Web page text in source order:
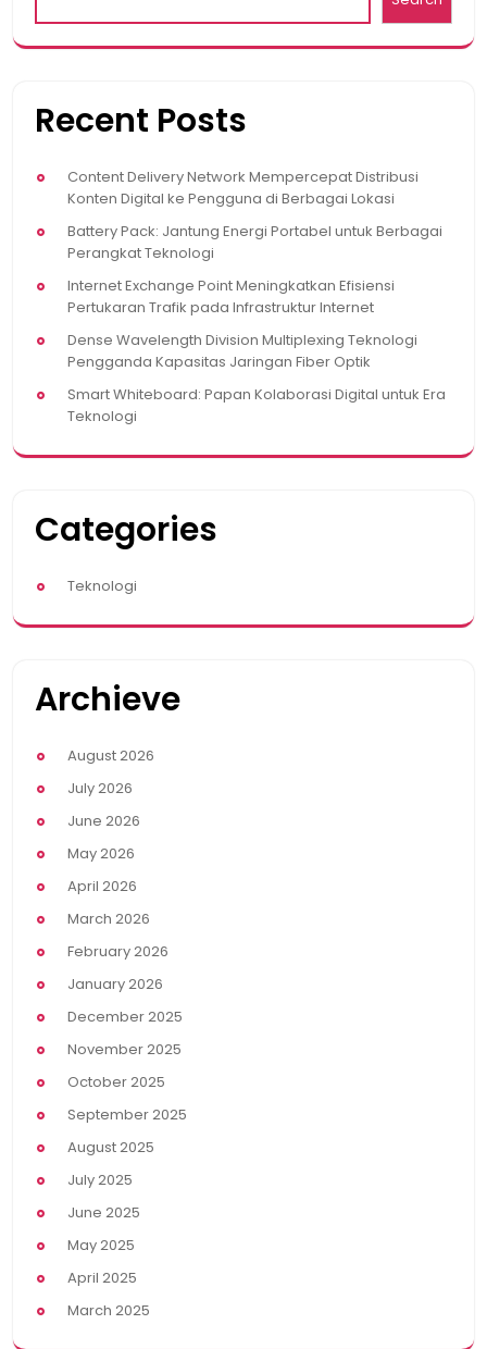
Recent Posts
Content Delivery Network Mempercepat Distribusi
Konten Digital ke Pengguna di Berbagai Lokasi
Battery Pack: Jantung Energi Portabel untuk Berbagai
Perangkat Teknologi
Internet Exchange Point Meningkatkan Efisiensi
Pertukaran Trafik pada Infrastruktur Internet
Dense Wavelength Division Multiplexing Teknologi
Pengganda Kapasitas Jaringan Fiber Optik
Smart Whiteboard: Papan Kolaborasi Digital untuk Era
Teknologi
Categories
Teknologi
Archieve
August 2026
July 2026
June 2026
May 2026
April 2026
March 2026
February 2026
January 2026
December 2025
November 2025
October 2025
September 2025
August 2025
July 2025
June 2025
May 2025
April 2025
March 2025